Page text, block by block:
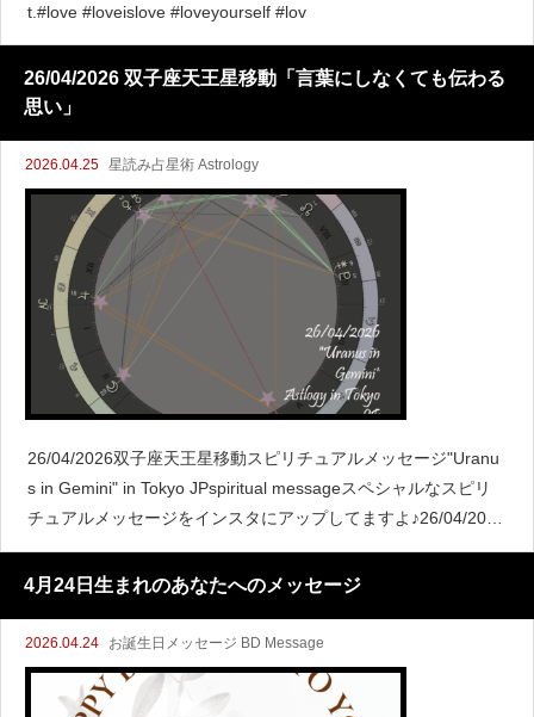
t.#love #loveislove #loveyourself #lov
26/04/2026 双子座天王星移動「言葉にしなくても伝わる
思い」
2026.04.25 星読み占星術 Astrology
26/04/2026双子座天王星移動スピリチュアルメッセージ"Uranu
s in Gemini" in Tokyo JPspiritual messageスペシャルなスピリ
チュアルメッセージをインスタにアップしてますよ♪26/04/2026
双子
4月24日生まれのあなたへのメッセージ
2026.04.24 お誕生日メッセージ BD Message